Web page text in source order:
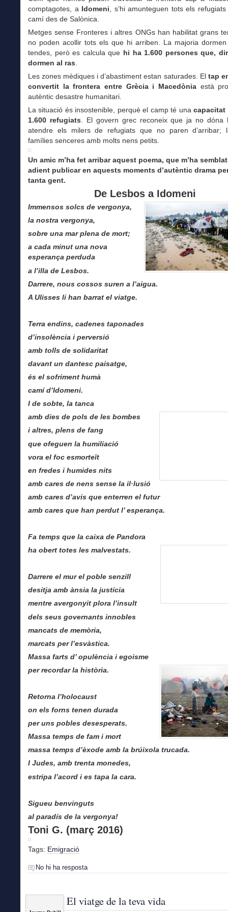
comptagotes, a Idomeni , s’hi amunteguen tots els
camí des de Salònica.
Metges sense Fronteres i altres ONGs han habilitat grans
no poden acollir tots els que hi arriben. La majoria
tendes, però es calcula que hi ha 1.600 persones que,
dormen al ras
Les zones mèdiques i d’abastiment estan saturades. Eltap
convertit la frontera entre Grècia i Macedònia està
autèntic desastre humanitari.
La situació és insostenible, perquè el camp té unacapacitat
1.600 refugiats . El govern grec reconeix que ja no dóna
atendre els milers de refugiats que no paren d’arribar;
famílies senceres amb molts nens petits.
Un amic m’ha fet arribar aquest poema, que m’ha
adient publicar en aquests moments d’autèntic drama
tanta gent.
De Lesbos a Idomeni
Immensos solcs de vergonya,
la nostra vergonya,
sobre una mar plena de mort;
a cada minut una nova
esperança perduda
a l’illa de Lesbos.
Darrere, nous cossos suren a l’aigua.
A Ulisses li han barrat el viatge.
Terra endins, cadenes taponades
d’insolència i perversió
amb tolls de solidaritat
davant un dantesc paisatge,
és el sofriment humà
camí d’Idomeni.
I de sobte, la tanca
amb dies de pols de les bombes
i altres, plens de fang
que ofeguen la humiliació
vora el foc esmorteït
en fredes i humides nits
amb cares de nens sense la il·lusió
amb cares d’avis que enterren el futur
amb cares que han perdut l’ esperança.
Fa temps que la caixa de Pandora
ha obert totes les malvestats.
Darrere el mur el poble senzill
desitja amb ànsia la justícia
mentre avergonyit plora l’insult
dels seus governants innobles
mancats de memòria,
marcats per l’esvàstica.
Massa farts d’ opulència i egoisme
per recordar la història.
Retorna l’holocaust
on els forns tenen durada
per uns pobles desesperats.
Massa temps de fam i mort
massa temps d’èxode amb la brúixola trucada.
I Judes, amb trenta monedes,
estripa l’acord i es tapa la cara.
Sigueu benvinguts
al paradís de la vergonya!
Toni G. (març 2016)
Tags: Emigració
No hi ha resposta
El viatge de la teva vida